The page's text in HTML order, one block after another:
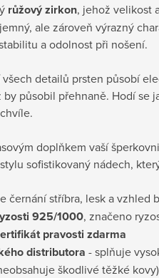
růžový zirkon, jehož velikost
ale zároveň výrazný
a odolnost při nošení.
detailů prsten působí
působil přehnaně. Hodí se
doplňkem vaší
sofistikovaný nádech,
černání stříbra, lesk a vzhled
925/1000, značeno
pravosti zdarma
distributora - splňuje
škodlivé těžké kovy)